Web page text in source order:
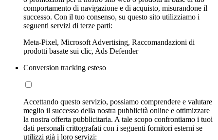
comportamento di navigazione e di acquisto, misurandone il
successo. Con il tuo consenso, su questo sito utilizziamo i
seguenti servizi di terze parti:
Meta-Pixel, Microsoft Advertising, Raccomandazioni di
prodotti basate sui clic, Ads Defender
Conversion tracking esteso
Accettando questo servizio, possiamo comprendere e valutare
meglio il successo della nostra pubblicità online e ottimizzare
la nostra offerta pubblicitaria. A tale scopo confrontiamo i tuoi
dati personali crittografati con i seguenti fornitori esterni se
utilizzi già i loro servizi: